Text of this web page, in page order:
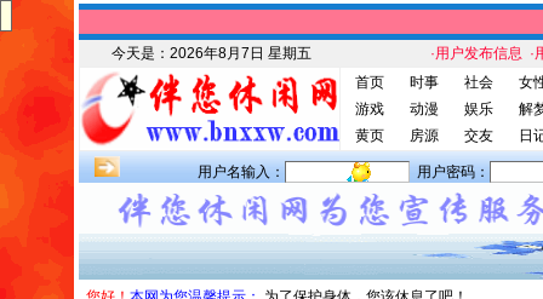
今天是： 2026年8月7日 星期五 ·用户发布信息 ·
首页
时事 社会
女
游戏
动漫 娱乐
解
黄页
房源 交友 日
用户名输入： 用户密码：